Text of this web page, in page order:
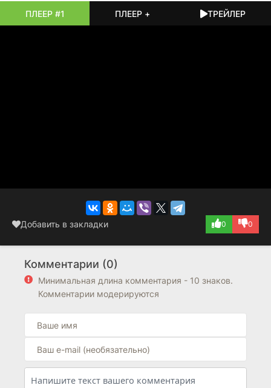
сталкивается с необходимостью просто довериться
инстинктам, а готовность посмеяться над собственной
неуклюжестью весит больше любых королевских титулов.
ПЛЕЕР #1 ПЛЕЕР + ТРЕЙЛЕР
Добавить в закладки 0 0
Комментарии (0)
Минимальная длина комментария - 10 знаков.
Комментарии модерируются